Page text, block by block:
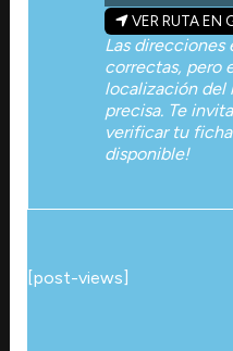
VER RUTA EN
Las direcciones
correctas, pero
localización del
precisa. Te
verificar tu
disponible!
[post-views]